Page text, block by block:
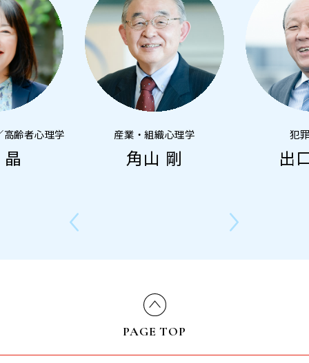
齢者心理学 産業・組織心理学
角山 剛
犯
出
PAGE TOP